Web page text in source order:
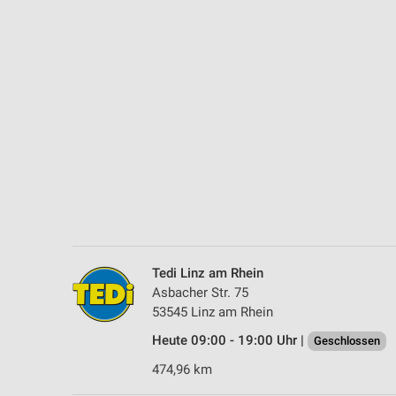
Tedi Linz am Rhein
Asbacher Str. 75
53545 Linz am Rhein
Heute 09:00 - 19:00 Uhr |
Geschlossen
474,96 km
Notwendig
Performance